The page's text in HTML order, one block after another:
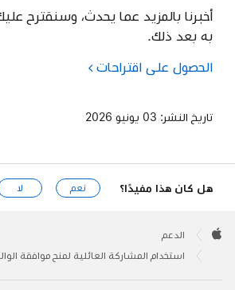
أخبرنا بالمزيد عما يحدث، وسنقترح
به بعد ذلك.
الحصول على اقتراحات
تاريخ النشر: 03 يونيو 2026
هل كان هذا مفيدًا؟ نعم لا
Footer

الدعم